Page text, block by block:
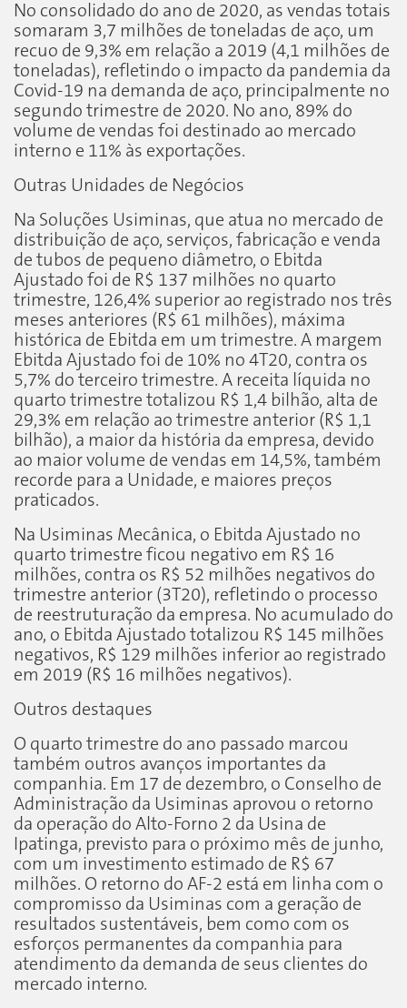
No consolidado do ano de 2020, as vendas totais
somaram 3,7 milhões de toneladas de aço, um
recuo de 9,3% em relação a 2019 (4,1 milhões de
toneladas), refletindo o impacto da pandemia da
Covid-19 na demanda de aço, principalmente no
segundo trimestre de 2020. No ano, 89% do
volume de vendas foi destinado ao mercado
interno e 11% às exportações.
Outras Unidades de Negócios
Na Soluções Usiminas, que atua no mercado de
distribuição de aço, serviços, fabricação e venda
de tubos de pequeno diâmetro, o Ebitda
Ajustado foi de R$ 137 milhões no quarto
trimestre, 126,4% superior ao registrado nos três
meses anteriores (R$ 61 milhões), máxima
histórica de Ebitda em um trimestre. A margem
Ebitda Ajustado foi de 10% no 4T20, contra os
5,7% do terceiro trimestre. A receita líquida no
quarto trimestre totalizou R$ 1,4 bilhão, alta de
29,3% em relação ao trimestre anterior (R$ 1,1
bilhão), a maior da história da empresa, devido
ao maior volume de vendas em 14,5%, também
recorde para a Unidade, e maiores preços
praticados.
Na Usiminas Mecânica, o Ebitda Ajustado no
quarto trimestre ficou negativo em R$ 16
milhões, contra os R$ 52 milhões negativos do
trimestre anterior (3T20), refletindo o processo
de reestruturação da empresa. No acumulado do
ano, o Ebitda Ajustado totalizou R$ 145 milhões
negativos, R$ 129 milhões inferior ao registrado
em 2019 (R$ 16 milhões negativos).
Outros destaques
O quarto trimestre do ano passado marcou
também outros avanços importantes da
companhia. Em 17 de dezembro, o Conselho de
Administração da Usiminas aprovou o retorno
da operação do Alto-Forno 2 da Usina de
Ipatinga, previsto para o próximo mês de junho,
com um investimento estimado de R$ 67
milhões. O retorno do AF-2 está em linha com o
compromisso da Usiminas com a geração de
resultados sustentáveis, bem como com os
esforços permanentes da companhia para
atendimento da demanda de seus clientes do
mercado interno.